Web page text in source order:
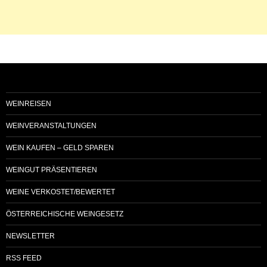
WEINREISEN
WEINVERANSTALTUNGEN
WEIN KAUFEN – GELD SPAREN
WEINGUT PRÄSENTIEREN
WEINE VERKOSTET/BEWERTET
ÖSTERREICHISCHE WEINGESETZ
NEWSLETTER
RSS FEED